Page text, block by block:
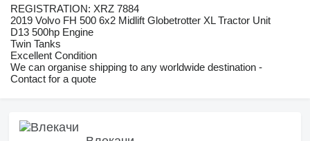
REGISTRATION: XRZ 7884
2019 Volvo FH 500 6x2 Midlift Globetrotter XL Tractor Unit
D13 500hp Engine
Twin Tanks
Excellent Condition
We can organise shipping to any worldwide destination -
Contact for a quote